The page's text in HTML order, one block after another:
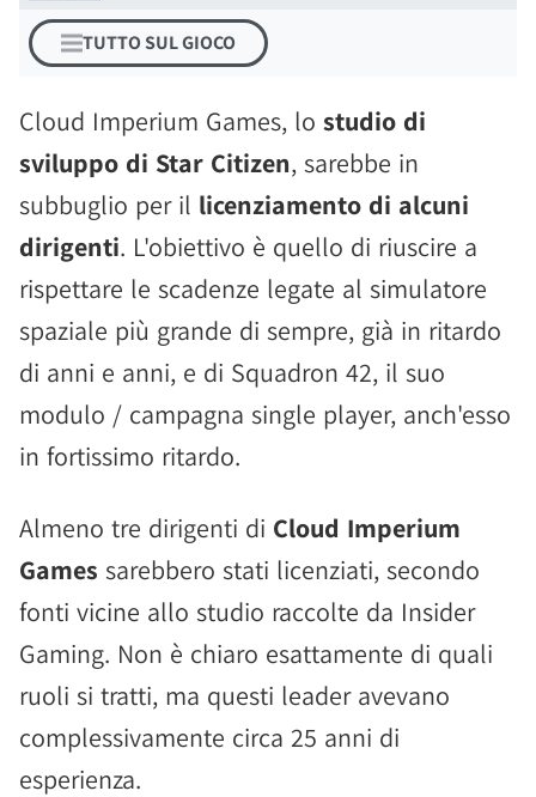
TUTTO SUL GIOCO
Cloud Imperium Games, lo studio di
sviluppo di Star Citizen, sarebbe in
subbuglio per il licenziamento di alcuni
dirigenti. L'obiettivo è quello di riuscire a
rispettare le scadenze legate al simulatore
spaziale più grande di sempre, già in ritardo
di anni e anni, e di Squadron 42, il suo
modulo / campagna single player, anch'esso
in fortissimo ritardo.
Almeno tre dirigenti di Cloud Imperium
Games sarebbero stati licenziati, secondo
fonti vicine allo studio raccolte da Insider
Gaming. Non è chiaro esattamente di quali
ruoli si tratti, ma questi leader avevano
complessivamente circa 25 anni di
esperienza.